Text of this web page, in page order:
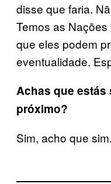
disse que faria.
Temos as
que eles podem
eventualidade.
Achas que
próximo?
Sim, acho que sim.